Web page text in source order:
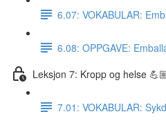
6.07: VOKABULAR:
6.08: OPPGAVE:
Leksjon 7: Kropp og helse
7.01: VOKABULAR: